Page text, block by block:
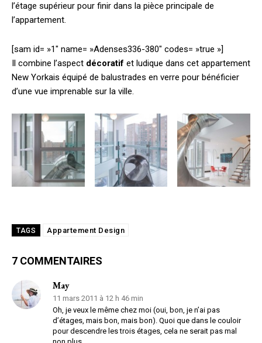
l’étage supérieur pour finir dans la pièce principale de
l’appartement.
[sam id= »1″ name= »Adenses336-380″ codes= »true »]
Il combine l’aspect décoratif et ludique dans cet appartement
New Yorkais équipé de balustrades en verre pour bénéficier
d’une vue imprenable sur la ville.
TAGS Appartement Design
7 COMMENTAIRES
May
11 mars 2011 à 12 h 46 min
Oh, je veux le même chez moi (oui, bon, je n’ai pas
d’étages, mais bon, mais bon). Quoi que dans le couloir
pour descendre les trois étages, cela ne serait pas mal